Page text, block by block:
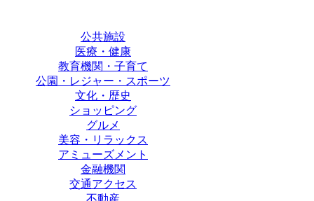
公共施設
医療・健康
教育機関・子育て
公園・レジャー・スポーツ
文化・歴史
ショッピング
グルメ
美容・リラックス
アミューズメント
金融機関
交通アクセス